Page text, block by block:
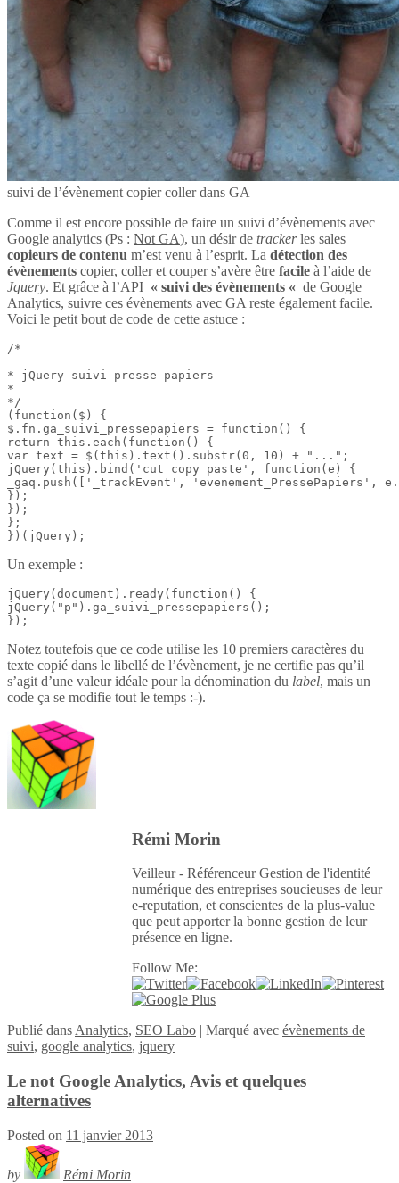
suivi de l’évènement copier coller dans GA
Comme il est encore possible de faire un suivi d’évènements avec
Google analytics (Ps : Not GA), un désir de trackerles sales
copieurs de contenu m’est venu à l’esprit. La détection des
évènements copier, coller et couper s’avère être facile à l’aide de
Jquery. Et grâce à l’API « suivi des évènements « de Google
Analytics, suivre ces évènements avec GA reste également facile.
Voici le petit bout de code de cette astuce :
/*
* jQuery suivi presse-papiers
*
*/
(function($) {
$.fn.ga_suivi_pressepapiers = function() {
return this.each(function() {
var text = $(this).text().substr(0, 10) + "...";
jQuery(this).bind('cut copy paste', function(e) {
_gaq.push(['_trackEvent', 'evenement_PressePapiers',
});
});
};
})(jQuery);
Un exemple :
jQuery(document).ready(function() {
jQuery("p").ga_suivi_pressepapiers();
});
Notez toutefois que ce code utilise les 10 premiers caractères du
texte copié dans le libellé de l’évènement, je ne certifie pas qu’il
s’agit d’une valeur idéale pour la dénomination du label, mais un
code ça se modifie tout le temps :-).
Rémi Morin
Veilleur - Référenceur Gestion de l'identité
numérique des entreprises soucieuses de leur
e-reputation, et conscientes de la plus-value
que peut apporter la bonne gestion de leur
présence en ligne.
Follow Me:
Publié dans Analytics, SEO Labo | Marqué avec évènements de
suivi, google analytics, jquery
Le not Google Analytics, Avis et quelques
alternatives
Posted on 11 janvier 2013
by Rémi Morin